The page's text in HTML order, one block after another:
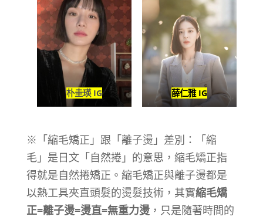
朴圭瑛 IG 薛仁雅 IG
※「縮毛矯正」跟「離子燙」差別：「縮
毛」是日文「自然捲」的意思，縮毛矯正指
得就是自然捲矯正。縮毛矯正與離子燙都是
以熱工具夾直頭髮的燙髮技術，其實縮毛矯
正=離子燙=燙直=無重力燙，只是隨著時間的